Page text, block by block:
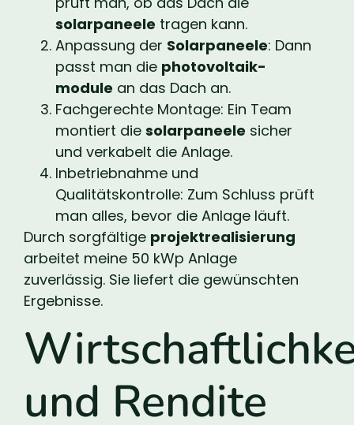
solarpaneele tragen kann.
Anpassung der Solarpaneele: Dann
passt man die photovoltaik-
module an das Dach an.
Fachgerechte Montage: Ein Team
montiert die solarpaneele sicher
und verkabelt die Anlage.
Inbetriebnahme und
Qualitätskontrolle: Zum Schluss prüft
man alles, bevor die Anlage läuft.
Durch sorgfältige projektrealisierung
arbeitet meine 50 kWp Anlage
zuverlässig. Sie liefert die gewünschten
Ergebnisse.
und Rendite